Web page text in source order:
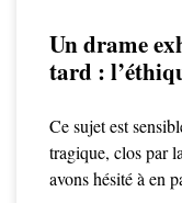
Un drame
tard :
Ce sujet est
tragique, clos par
avons hésité à en